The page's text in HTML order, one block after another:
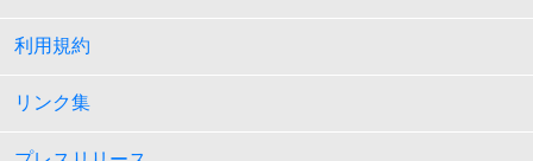
利用規約
リンク集